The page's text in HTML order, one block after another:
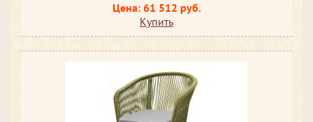
Цена: 61 512 руб.
Купить